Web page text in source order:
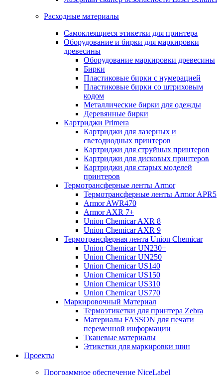
Расходные материалы
Самоклеящиеся этикетки для принтера
Оборудование и бирки для маркировки
древесины
Оборудование маркировки древесины
Бирки
Пластиковые бирки с нумерацией
Пластиковые бирки со штриховым
кодом
Металлические бирки для одежды
Деревянные бирки
Картриджи Primera
Картриджи для лазерных и
светодиодных принтеров
Картриджи для струйных принтеров
Картриджи для дисковых принтеров
Картриджи для старых моделей
принтеров
Термотрансферные ленты Armor
Термотрансферные ленты Armor APR5
Armor AWR470
Armor AXR 7+
Union Chemicar AXR 8
Union Chemicar AXR 9
Термотрансферная лента Union Chemicar
Union Chemicar UN230+
Union Chemicar UN250
Union Chemicar US140
Union Chemicar US150
Union Chemicar US310
Union Chemicar US770
Маркировочный Материал
Термоэтикетки для принтера Zebra
Материалы FASSON для печати
переменной информации
Тканевые материалы
Этикетки для маркировки шин
Проекты
Программное обеспечение NiceLabel